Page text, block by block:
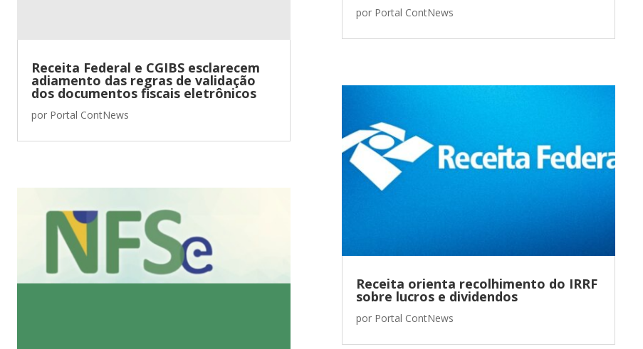
Receita Federal e CGIBS esclarecem
adiamento das regras de validação
dos documentos fiscais eletrônicos
por Portal ContNews
por Portal ContNews
Receita orienta recolhimento do IRRF
sobre lucros e dividendos
por Portal ContNews